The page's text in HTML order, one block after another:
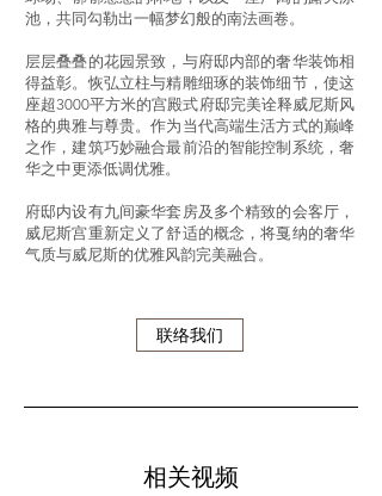
池，共同勾勒出一幅梦幻般的南法画卷。
层层叠叠的花园景致，与府邸内部的奢华装饰相
得益彰。恢弘立柱与精雕细琢的装饰细节，使这
座超3000平方米的宫殿式府邸完美诠释威尼斯风
格的典雅与尊贵。作为当代高端生活方式的巅峰
之作，建筑巧妙融合最前沿的智能控制系统，奢
华之中更添低调优雅。
府邸内设有九间豪华套房及多个精致的会客厅，
威尼斯宫重新定义了舒适的概念，将戛纳的奢华
气质与威尼斯的优雅风韵完美融合。
联络我们
​相关视频